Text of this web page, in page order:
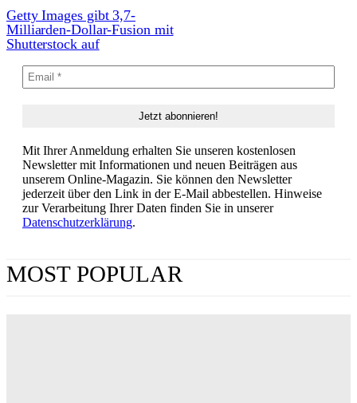
Getty Images gibt 3,7-
Milliarden-Dollar-Fusion mit
Shutterstock auf
Mit Ihrer Anmeldung erhalten Sie unseren kostenlosen
Newsletter mit Informationen und neuen Beiträgen aus
unserem Online-Magazin. Sie können den Newsletter
jederzeit über den Link in der E-Mail abbestellen. Hinweise
zur Verarbeitung Ihrer Daten finden Sie in unserer
Datenschutzerklärung.
MOST POPULAR